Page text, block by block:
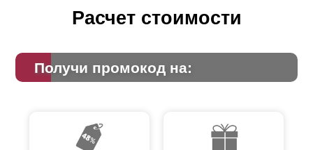
Расчет стоимости
Получи промокод на: